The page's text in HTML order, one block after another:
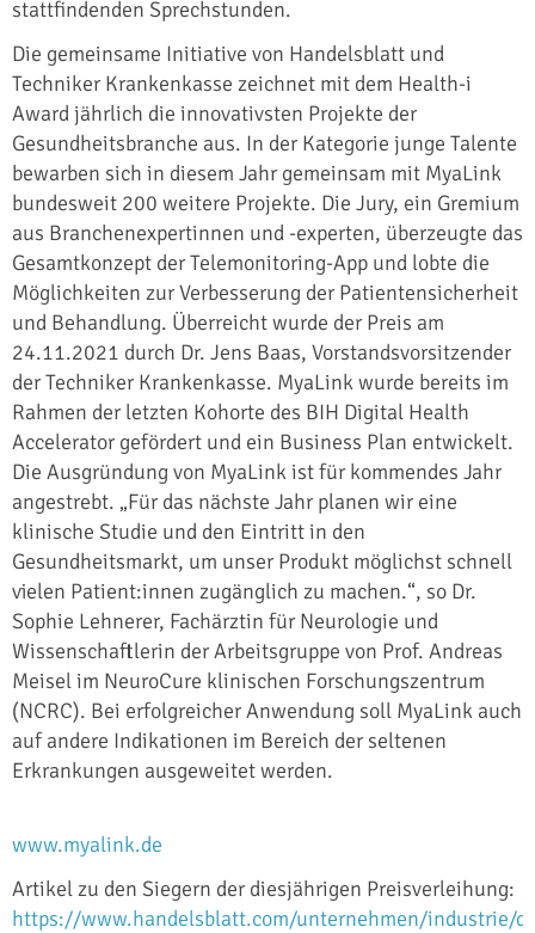
stattfindenden Sprechstunden.
Die gemeinsame Initiative von Handelsblatt und
Techniker Krankenkasse zeichnet mit dem Health-i
Award jährlich die innovativsten Projekte der
Gesundheitsbranche aus. In der Kategorie junge Talente
bewarben sich in diesem Jahr gemeinsam mit MyaLink
bundesweit 200 weitere Projekte. Die Jury, ein Gremium
aus Branchenexpertinnen und -experten, überzeugte das
Gesamtkonzept der Telemonitoring-App und lobte die
Möglichkeiten zur Verbesserung der Patientensicherheit
und Behandlung. Überreicht wurde der Preis am
24.11.2021 durch Dr. Jens Baas, Vorstandsvorsitzender
der Techniker Krankenkasse. MyaLink wurde bereits im
Rahmen der letzten Kohorte des BIH Digital Health
Accelerator gefördert und ein Business Plan entwickelt.
Die Ausgründung von MyaLink ist für kommendes Jahr
angestrebt. „Für das nächste Jahr planen wir eine
klinische Studie und den Eintritt in den
Gesundheitsmarkt, um unser Produkt möglichst schnell
vielen Patient:innen zugänglich zu machen.“, so Dr.
Sophie Lehnerer, Fachärztin für Neurologie und
Wissenschaftlerin der Arbeitsgruppe von Prof. Andreas
Meisel im NeuroCure klinischen Forschungszentrum
(NCRC). Bei erfolgreicher Anwendung soll MyaLink auch
auf andere Indikationen im Bereich der seltenen
Erkrankungen ausgeweitet werden.
www.myalink.de
Artikel zu den Siegern der diesjährigen Preisverleihung:
https://www.handelsblatt.com/unternehmen/industrie/